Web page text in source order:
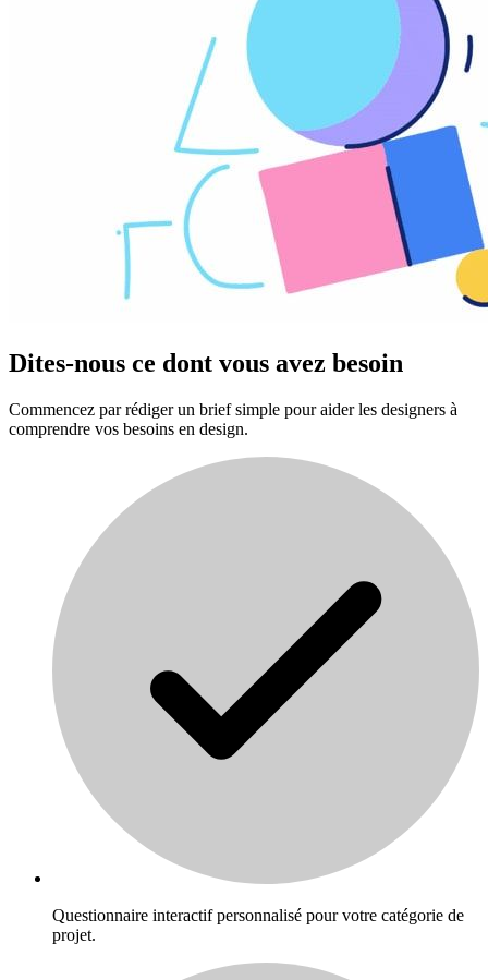
Dites-nous ce dont vous avez besoin
Commencez par rédiger un brief simple pour aider les designers à
comprendre vos besoins en design.
Questionnaire interactif personnalisé pour votre catégorie de
projet.